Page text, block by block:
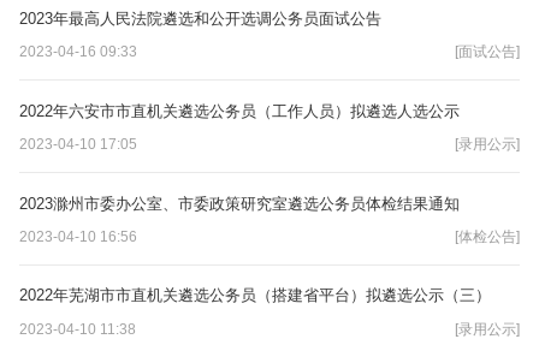
2023年最高人民法院遴选和公开选调公务员面试公告
2023-04-16 09:33 [面试公告]
2022年六安市市直机关遴选公务员（工作人员）拟遴选人选公示
2023-04-10 17:05 [录用公示]
2023滁州市委办公室、市委政策研究室遴选公务员体检结果通知
2023-04-10 16:56 [体检公告]
2022年芜湖市市直机关遴选公务员（搭建省平台）拟遴选公示（三）
2023-04-10 11:38 [录用公示]